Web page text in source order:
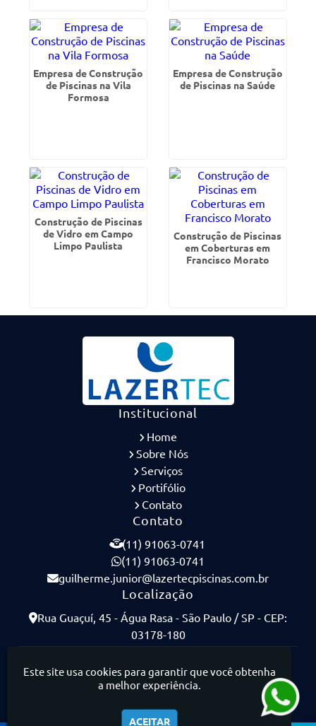
Empresa de Construção
de Piscinas na Vila
Formosa
Empresa de Construção
de Piscinas na Saúde
Construção de Piscinas
de Vidro em Campo
Limpo Paulista
Construção de Piscinas
em Coberturas em
Francisco Morato
Institucional
Home
Sobre Nós
Serviços
Portifólio
Contato
Contato
(11) 91063-0741
(11) 91063-0741
guilherme.junior@lazertecpiscinas.com.br
Localização
Rua Guaçuí, 45 - Água Rasa - São Paulo / SP - CEP:
03178-180
Este site usa cookies para garantir que você obtenha
a melhor experiência.
ACEITAR